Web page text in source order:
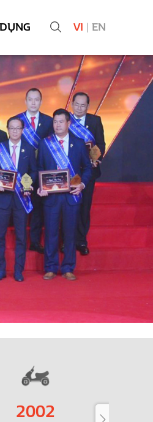
VI | EN
2002